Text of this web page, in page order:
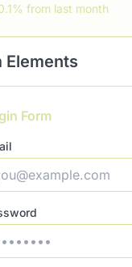
from last month
Elements
Form